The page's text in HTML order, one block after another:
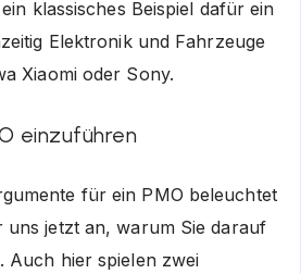
klassisches Beispiel dafür ein
Elektronik und Fahrzeuge
Xiaomi oder Sony.
einzuführen
für ein PMO beleuchtet
uns jetzt an, warum Sie darauf
Auch hier spielen zwei